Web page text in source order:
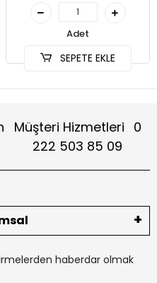
Adet
SEPETE EKLE
Müşteri Hizmetleri 0
222 503 85 09
haberdar olmak